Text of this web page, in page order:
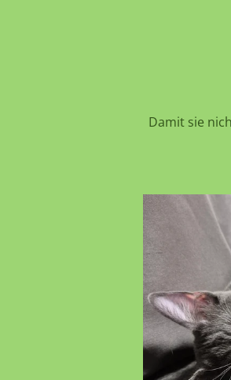
Damit sie